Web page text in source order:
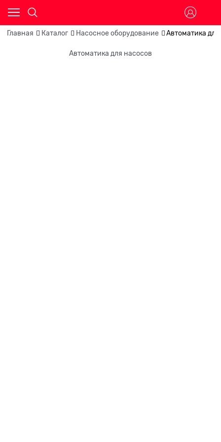
Главная Каталог Насосное оборудование Автоматика
Автоматика для насосов